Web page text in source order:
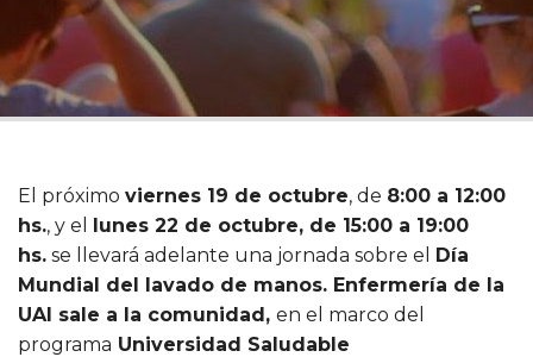
El próximo viernes 19 de octubre, de 8:00 a 12:00
hs., y el lunes 22 de octubre, de 15:00 a 19:00
hs. se llevará adelante una jornada sobre el Día
Mundial del lavado de manos. Enfermería de la
UAI sale a la comunidad, en el marco del
programa Universidad Saludable